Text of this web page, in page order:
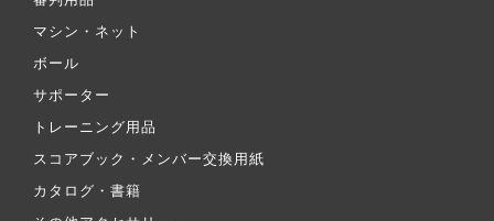
マシン・ネット
ボール
サポーター
トレーニング用品
スコアブック・メンバー交換用紙
カタログ・書籍